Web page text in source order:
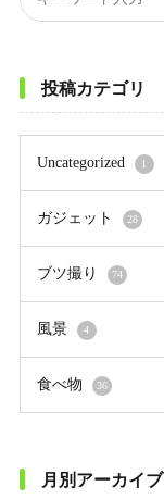
投稿カテゴリ
Uncategorized 1
ガジェット 28
ブツ撮り 74
風景 4
食べ物 36
月別アーカイブ